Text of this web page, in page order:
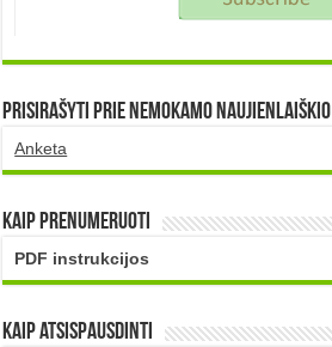
Prisirašyti prie nemokamo naujienlaiškio
Anketa
Kaip prenumeruoti
PDF instrukcijos
Kaip atsispausdinti